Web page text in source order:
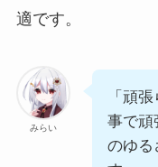
適です。
みらい
「頑
事で頑
のゆる